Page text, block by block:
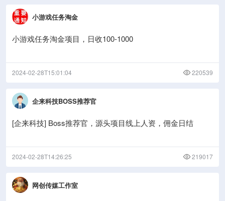
小游戏任务淘金
小游戏任务淘金项目，日收100-1000
2024-02-28T15:01:04 220539
企来科技BOSS推荐官
[企来科技] Boss推荐官，源头项目线上人资，佣金日结
2024-02-28T14:26:25 219017
网创传媒工作室